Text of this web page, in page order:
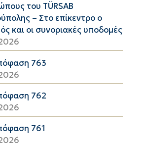
του TÜRSAB
– Στο επίκεντρο ο
και οι συνοριακές υποδομές
763
762
761